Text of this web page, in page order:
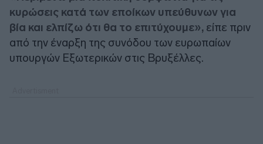
κυρώσεις κατά των εποίκων υπεύθυνων για
βία και ελπίζω ότι θα το επιτύχουμε», είπε πριν
από την έναρξη της συνόδου των ευρωπαίων
υπουργών Εξωτερικών στις Βρυξέλλες.